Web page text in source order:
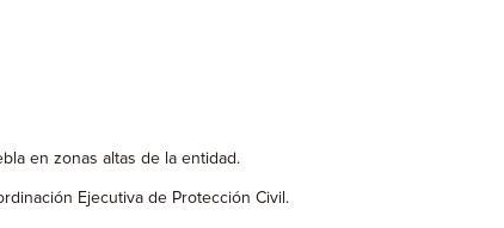
en zonas altas de la entidad.
Ejecutiva de Protección Civil.